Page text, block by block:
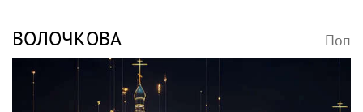
ВОЛОЧКОВА Поп